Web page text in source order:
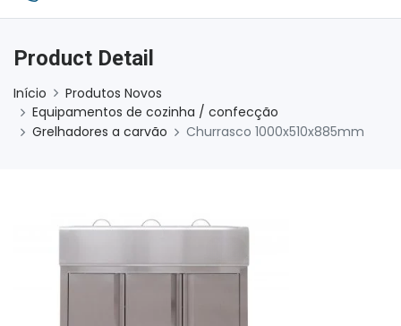
Product Detail
Início
Produtos Novos
Equipamentos de cozinha / confecção
Grelhadores a carvão
Churrasco 1000x510x885mm